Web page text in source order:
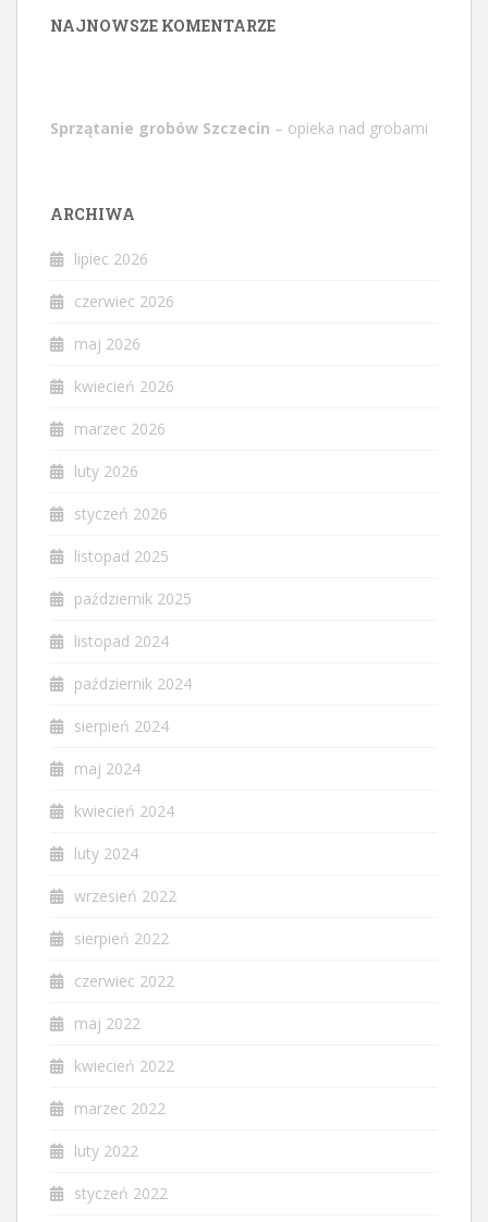
NAJNOWSZE KOMENTARZE
Sprzątanie grobów Szczecin – opieka nad grobami
ARCHIWA
lipiec 2026
czerwiec 2026
maj 2026
kwiecień 2026
marzec 2026
luty 2026
styczeń 2026
listopad 2025
październik 2025
listopad 2024
październik 2024
sierpień 2024
maj 2024
kwiecień 2024
luty 2024
wrzesień 2022
sierpień 2022
czerwiec 2022
maj 2022
kwiecień 2022
marzec 2022
luty 2022
styczeń 2022